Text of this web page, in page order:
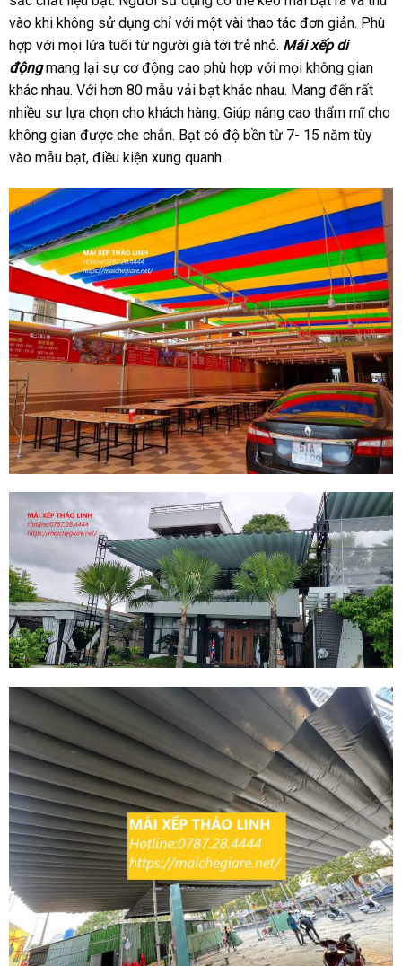
vào khi không sử dụng chỉ với một vài thao tác đơn giản. Phù
hợp với mọi lứa tuổi từ người già tới trẻ nhỏ. Mái xếp di
độngmang lại sự cơ động cao phù hợp với mọi không gian
khác nhau. Với hơn 80 mẫu vải bạt khác nhau. Mang đến rất
nhiều sự lựa chọn cho khách hàng. Giúp nâng cao thẩm mĩ cho
không gian được che chắn. Bạt có độ bền từ 7- 15 năm tùy
vào mẫu bạt, điều kiện xung quanh.